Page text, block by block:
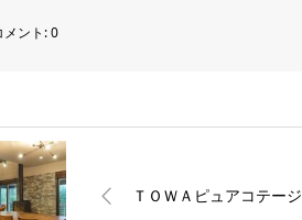
メント:0
ＴＯＷＡピュアコテージ